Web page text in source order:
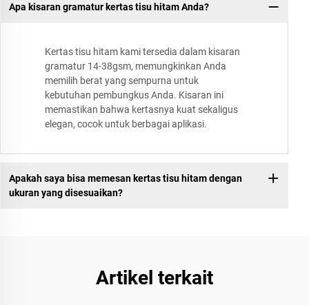
Apa kisaran gramatur kertas tisu hitam Anda?
Kertas tisu hitam kami tersedia dalam kisaran
gramatur 14-38gsm, memungkinkan Anda
memilih berat yang sempurna untuk
kebutuhan pembungkus Anda. Kisaran ini
memastikan bahwa kertasnya kuat sekaligus
elegan, cocok untuk berbagai aplikasi.
Apakah saya bisa memesan kertas tisu hitam dengan
ukuran yang disesuaikan?
Artikel terkait